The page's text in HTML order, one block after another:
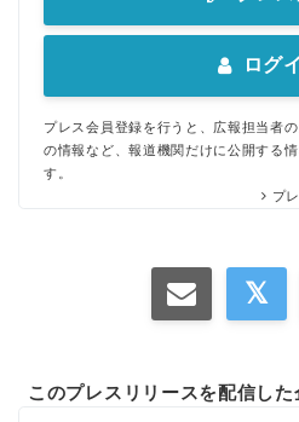
ログ
プレス会員登録を行うと、広報担当者
の情報など、報道機関だけに公開する
す。
プ
このプレスリリースを配信し